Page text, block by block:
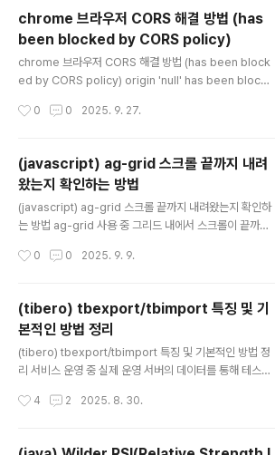
인은 파악하지 못했지만 아래와 같이 requestDto를 그대
로 HttpEntity로 만들어서 전송하던 방식에서 requestD
to를 수동으로 직렬화한 String 값을 기반으로 HttpEntit
y를 만들어 전송하는 방식으로 바꾸니까 오류가 발생하지
않았습니다. public OrderResponseDto orderToS
chrome 브라우저 CORS 해결 방법 (has
been blocked by CORS policy)
chrome 브라우저 CORS 해결 방법 (has been block
ed by CORS policy) origin 'null' has been blocke
서 띄운 'file:// 기반 HTML'에서 api 요청을 통해 응답 결
TML을 file:// 기반으로 열어서 실행하게 되면 브라우저에
서는 origin을 null로 인식하게 됩니다.) 분리망 환경이고
요청을 보내는 곳은 한 곳인 반면, 여러 서버에 요청을 보내
야 하는 상황이었기 때문에 각 서버 애플리케이션에서 CO
우저..
0 0 2025. 9. 27.
(javascript) ag-grid 스크롤 끝까지 내려
왔는지 확인하는 방법
(javascript) ag-grid 스크롤 끝까지 내려왔는지 확인하
는 방법 ag-grid 사용 중 그리드 내에서 스크롤이 끝까지
크롤이 끝까지 내려왔는지 확인하는 코드를 간단하게 기록
으며 관련 내용도 아래 기록해 두었으니 함께 확인하시면
좋을 것 같습니다. // gridOptions gridOptions["onB
odyScrollEnd"] = function(event) { const gridBo
dy = document.querySelector('.ag-body-viewp
0 0 2025. 9. 9.
(tibero) tbexport/tbimport 특징 및 기
본적인 방법 정리
(tibero) tbexport/tbimport 특징 및 기본적인 방법 정
리 서비스 운영 중 실제 운영 서버의 데이터를 통해 테스트
발 DB로 가져왔으며, 그 과정에서 사용 중인 DBMS tiber
4 2 2025. 8. 30.